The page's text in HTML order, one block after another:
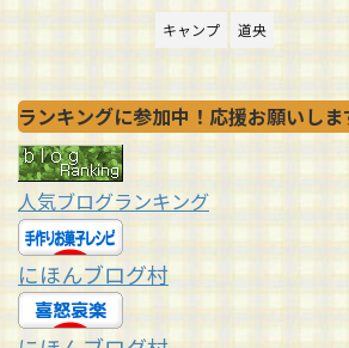
キャンプ 道央
ランキングに参加中！応援お願いしま
人気ブログランキング
にほんブログ村